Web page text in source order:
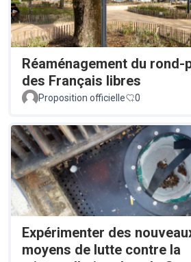
Réaménagement du rond-
des Français libres
Proposition officielle 0
Expérimenter des
moyens de lutte contre la